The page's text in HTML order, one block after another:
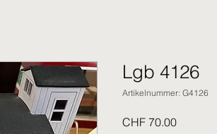
Lgb 4126
Artikelnummer: G4126
CHF 70.00Preis